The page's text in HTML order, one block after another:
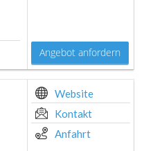
Angebot anfordern
Website
Kontakt
Anfahrt